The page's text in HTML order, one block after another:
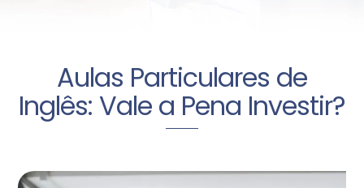
Aulas Particulares de
Inglês: Vale a Pena Investir?